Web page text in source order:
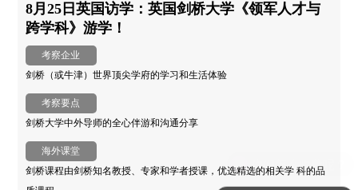
8月25日英国访学：英国剑桥大学《领军人才与
跨学科》游学！
考察企业
剑桥（或牛津）世界顶尖学府的学习和生活体验
考察要点
剑桥大学中外导师的全心伴游和沟通分享
海外课堂
剑桥课程由剑桥知名教授、专家和学者授课，优选精选的相关学 科的品